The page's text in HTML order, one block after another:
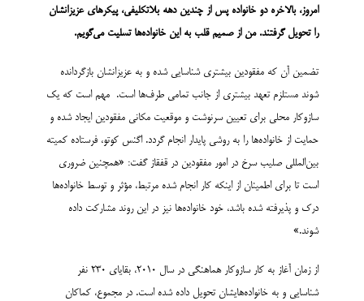
امروز، بالاخره دو خانواده پس از چندین دهه بلاتکلیفی، پیکرهای عزیزانشان
را تحویل گرفتند. مناز صمیم قلب به این خانواده‌ها تسلیت میگویم.
تضمین آن که مفقودین بیشتری شناسایی شده و به عزیزانشان بازگردانده
شوند مستلزم تعهد بیشتری از جانب تمامی طرف­‌ها است. مهم است که یک
سازوکار محلی برای تعیین سرنوشت و موقعیت مکانی مفقودین ایجاد شده و
حمایت از خانواده‌­ها را به روشی پایدار انجام گردد. اگنس کوتو، فرستاده کمیته
بین‌المللی صلیب سرخ در امور مفقودین در قفقاز گفت: «همچنین ضروری
است تا برای اطمینان از اینکه کار انجام شده مرتبط، مؤثر و توسط خانواده­‌ها
درک و پذیرفته شده باشد، خود خانواده­‌ها نیز در این روند مشارکت داده
شوند.»
از زمان آغاز به کار سازوکار هماهنگی در سال 2010، بقایای 230 نفر
شناسایی و به خانواده‌­های­شان تحویل داده شده است. در مجموع، کماکان